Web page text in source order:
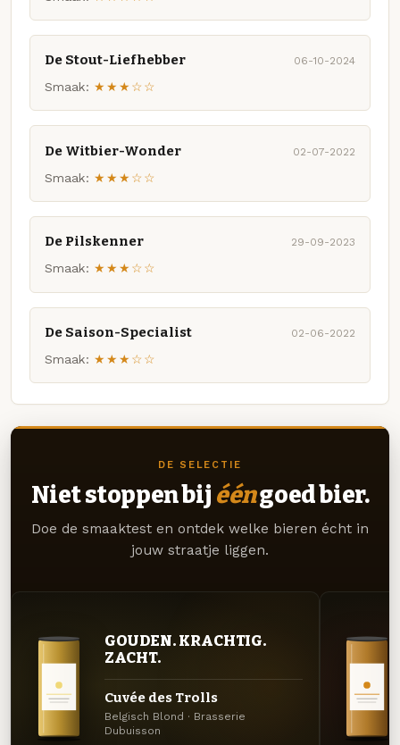
De Stout-Liefhebber 06-10-2024
Smaak: ★★★☆☆
De Witbier-Wonder 02-07-2022
Smaak: ★★★☆☆
De Pilskenner 29-09-2023
Smaak: ★★★☆☆
De Saison-Specialist 02-06-2022
Smaak: ★★★☆☆
DE SELECTIE
Niet stoppen bij ééngoed bier.
Doe de smaaktest en ontdek welke bieren écht in
jouw straatje liggen.
GOUDEN. KRACHTIG.
ZACHT.
Cuvée des Trolls
Belgisch Blond · Brasserie
Dubuisson